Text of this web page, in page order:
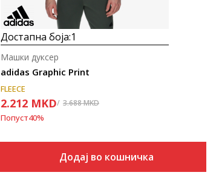
Достапна боја:1
adidas Graphic Print
Машки дуксер
FLEECE
2.212 MKD 3.688MKD
Попуст40%
Додај во кошничка